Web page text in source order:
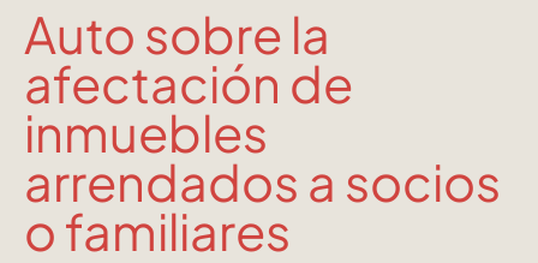
Auto sobre la
afectación de
inmuebles
arrendados a socios
o familiares